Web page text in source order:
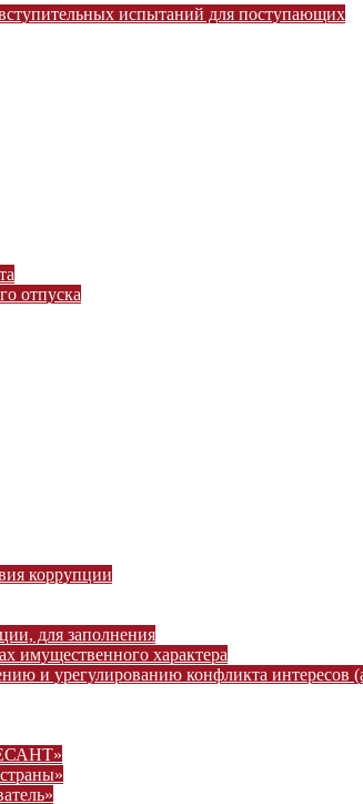
испытаний для поступающих
отпуска
коррупции
для заполнения
имущественного характера
и урегулированию конфликта интересов